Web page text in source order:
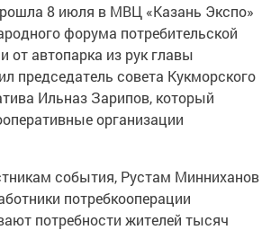
8 июля в МВЦ «Казань Экспо»
форума потребительской
от автопарка из рук главы
председатель совета Кукморского
Ильназ Зарипов, который
организации
события, Рустам Минниханов
потребкооперации
потребности жителей тысяч